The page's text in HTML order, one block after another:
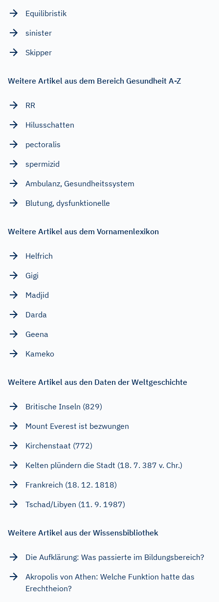
Equilibristik
sinister
Skipper
Weitere Artikel aus dem Bereich Gesundheit A-Z
RR
Hilusschatten
pectoralis
spermizid
Ambulanz, Gesundheitssystem
Blutung, dysfunktionelle
Weitere Artikel aus dem Vornamenlexikon
Helfrich
Gigi
Madjid
Darda
Geena
Kameko
Weitere Artikel aus den Daten der Weltgeschichte
Britische Inseln (829)
Mount Everest ist bezwungen
Kirchenstaat (772)
Kelten plündern die Stadt (18. 7. 387 v. Chr.)
Frankreich (18. 12. 1818)
Tschad/Libyen (11. 9. 1987)
Weitere Artikel aus der Wissensbibliothek
Die Aufklärung: Was passierte im Bildungsbereich?
Akropolis von Athen: Welche Funktion hatte das
Erechtheion?